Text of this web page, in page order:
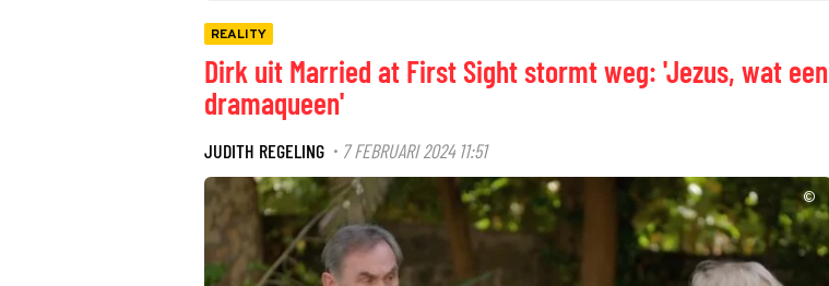
REALITY
Dirk uit Married at First Sight stormt weg: 'Jezus, wat een
dramaqueen'
JUDITH REGELING · 7 FEBRUARI 2024 11:51
©